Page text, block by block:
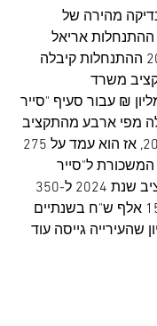
מהירה של
אריאל
מעלה כי בשנת 2024 ההתנחלות קיבלה
משרד
1.17 מליון ₪ עבור סעיף "סייר
מפי ארבע מהתקציב
ל"סייר
אלף ש"ח לעומת 150 אלף ש"ח בשנתיים
שהעירייה גייסה עוד